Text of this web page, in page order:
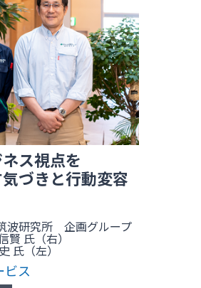
ス視点を
づきと行動変容
波研究所 企画グループ
氏（右）
氏（左）
ビス